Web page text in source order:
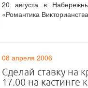
20 августа в
«Романтика
08 апреля 2006
Сделай ставку на
17.00 на кастинге